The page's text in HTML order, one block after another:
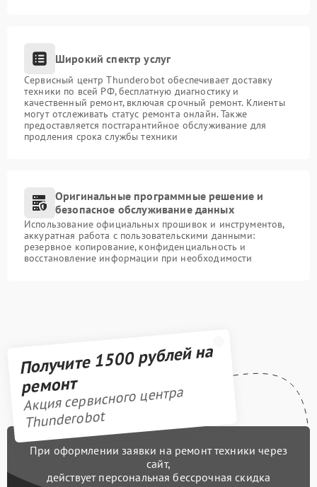
Широкий спектр услуг
Сервисный центр Thunderobot обеспечивает доставку
техники по всей РФ, бесплатную диагностику и
качественный ремонт, включая срочный ремонт. Клиенты
могут отслеживать статус ремонта онлайн. Также
предоставляется постгарантийное обслуживание для
продления срока службы техники
Оригинальные программные решение и
безопасное обслуживание данных
Использование официальных прошивок и инструментов,
аккуратная работа с пользовательскими данными:
резервное копирование, конфиденциальность и
восстановление информации при необходимости
Получите 1500 рублей на
ремонт
Акция сервисного центра
Thunderobot
При оформлении заявки на ремонт техники через
сайт,
действует персональная бессрочная скидка